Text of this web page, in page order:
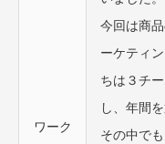
ワーク
今回は商
ーケティ
ちは３チ
し、年間
その中で